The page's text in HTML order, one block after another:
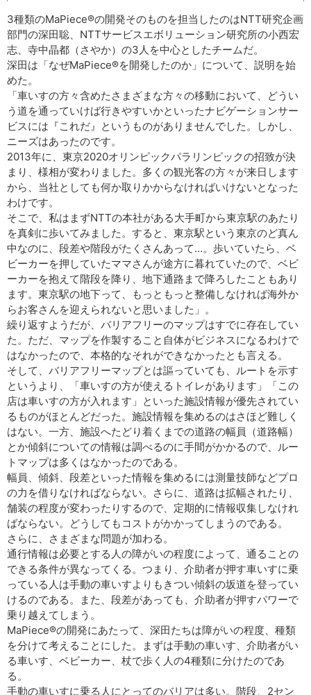
3種類のMaPiece®の開発そのものを担当したのはNTT研究企画
部門の深田聡、NTTサービスエボリューション研究所の小西宏
志、寺中晶都（さやか）の3人を中心としたチームだ。
深田は「なぜMaPiece®を開発したのか」について、説明を始
めた。
「車いすの方々含めたさまざまな方々の移動において、どうい
う道を通っていけば行きやすいかといったナビゲーションサー
ビスには『これだ』というものがありませんでした。しかし、
ニーズはあったのです。
2013年に、東京2020オリンピックパラリンピックの招致が決
まり、様相が変わりました。多くの観光客の方々が来日します
から、当社としても何か取りかからなければいけないとなった
わけです。
そこで、私はまずNTTの本社がある大手町から東京駅のあたり
を真剣に歩いてみました。すると、東京駅という東京のど真ん
中なのに、段差や階段がたくさんあって…。歩いていたら、ベ
ビーカーを押していたママさんが途方に暮れていたので、ベビ
ーカーを抱えて階段を降り、地下通路まで降ろしたこともあり
ます。東京駅の地下って、もっともっと整備しなければ海外か
らお客さんを迎えられないと思いました」。
繰り返すようだが、バリアフリーのマップはすでに存在してい
た。ただ、マップを作製すること自体がビジネスになるわけで
はなかったので、本格的なそれができなかったとも言える。
そして、バリアフリーマップとは謳っていても、ルートを示す
というより、「車いすの方が使えるトイレがあります」「この
店は車いすの方が入れます」といった施設情報が優先されてい
るものがほとんどだった。施設情報を集めるのはさほど難しく
はない。一方、施設へたどり着くまでの道路の幅員（道路幅）
とか傾斜についての情報は調べるのに手間がかかるので、ルー
トマップは多くはなかったのである。
幅員、傾斜、段差といった情報を集めるには測量技師などプロ
の力を借りなければならない。さらに、道路は拡幅されたり、
舗装の程度が変わったりするので、定期的に情報収集しなけれ
ばならない。どうしてもコストがかかってしまうのである。
さらに、さまざまな問題が加わる。
通行情報は必要とする人の障がいの程度によって、通ることの
できる条件が異なってくる。つまり、介助者が押す車いすに乗
っている人は手動の車いすよりもきつい傾斜の坂道を登ってい
けるのである。また、段差があっても、介助者が押すパワーで
乗り越えてしまう。
MaPiece®の開発にあたって、深田たちは障がいの程度、種類
を分けて考えることにした。まずは手動の車いす、介助者がい
る車いす、ベビーカー、杖で歩く人の4種類に分けたのであ
る。
手動の車いすに乗る人にとってのバリアは多い。階段、2セン